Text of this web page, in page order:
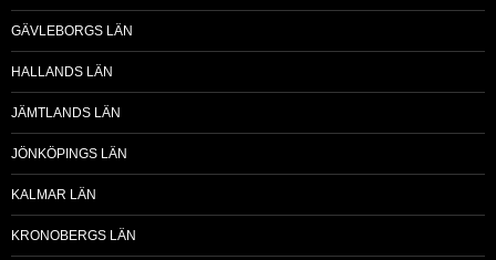
GÄVLEBORGS LÄN
HALLANDS LÄN
JÄMTLANDS LÄN
JÖNKÖPINGS LÄN
KALMAR LÄN
KRONOBERGS LÄN